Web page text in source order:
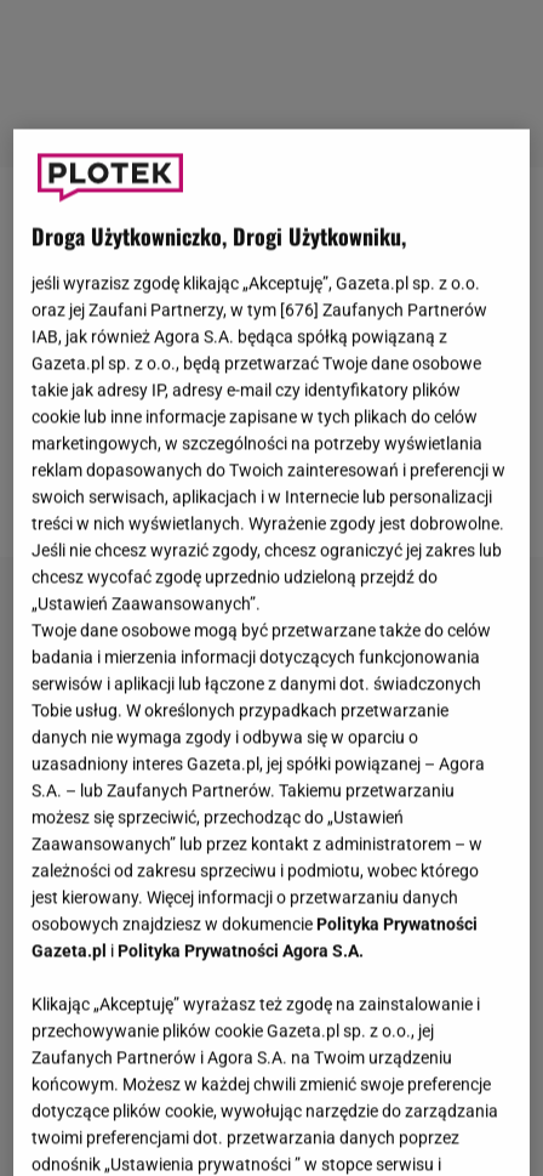
Alicja Szemplińska już w 2020 roku miała
reprezentować Polskę w
Eurowizji
, ale wówczas
wydarzenie odwołano ze względu na pandemię.
Choć wielu sądziło, że piosenkarka zaprezentuje się
tam rok później,miejsce to przypadło Rafałowi
Brzozowskiemu, który odpadł w półfinale . Sześć lat
później Szemplińska pojechała na konkurs do
Wiednia. 16 maja usłyszeliśmy jej utwór "Pray" w
finale. Jak jej poszło?
Droga Użytkowniczko, Drogi Użytkowniku,
jeśli wyrazisz zgodę klikając „Akceptuję”, Gazeta.pl sp. z o.o.
oraz jej Zaufani Partnerzy, w tym [676] Zaufanych Partnerów
IAB, jak również Agora S.A. będąca spółką powiązaną z
Gazeta.pl sp. z o.o., będą przetwarzać Twoje dane osobowe
takie jak adresy IP, adresy e-mail czy identyfikatory plików
cookie lub inne informacje zapisane w tych plikach do celów
marketingowych, w szczególności na potrzeby wyświetlania
reklam dopasowanych do Twoich zainteresowań i preferencji w
swoich serwisach, aplikacjach i w Internecie lub personalizacji
treści w nich wyświetlanych. Wyrażenie zgody jest dobrowolne.
Jeśli nie chcesz wyrazić zgody, chcesz ograniczyć jej zakres lub
chcesz wycofać zgodę uprzednio udzieloną przejdź do
„Ustawień Zaawansowanych”.
Twoje dane osobowe mogą być przetwarzane także do celów
badania i mierzenia informacji dotyczących funkcjonowania
serwisów i aplikacji lub łączone z danymi dot. świadczonych
Tobie usług. W określonych przypadkach przetwarzanie
danych nie wymaga zgody i odbywa się w oparciu o
uzasadniony interes Gazeta.pl, jej spółki powiązanej – Agora
S.A. – lub Zaufanych Partnerów. Takiemu przetwarzaniu
możesz się sprzeciwić, przechodząc do „Ustawień
Zaawansowanych” lub przez kontakt z administratorem – w
zależności od zakresu sprzeciwu i podmiotu, wobec którego
jest kierowany. Więcej informacji o przetwarzaniu danych
osobowych znajdziesz w dokumenciePolityka Prywatności
Gazeta.pl iPolityka Prywatności Agora S.A.
Klikając „Akceptuję” wyrażasz też zgodę na zainstalowanie i
przechowywanie plików cookie Gazeta.pl sp. z o.o., jej
Zaufanych Partnerów i Agora S.A. na Twoim urządzeniu
końcowym. Możesz w każdej chwili zmienić swoje preferencje
dotyczące plików cookie, wywołując narzędzie do zarządzania
twoimi preferencjami dot. przetwarzania danych poprzez
odnośnik „Ustawienia prywatności ” w stopce serwisu i